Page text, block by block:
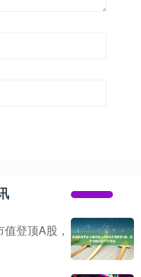
登顶A股，